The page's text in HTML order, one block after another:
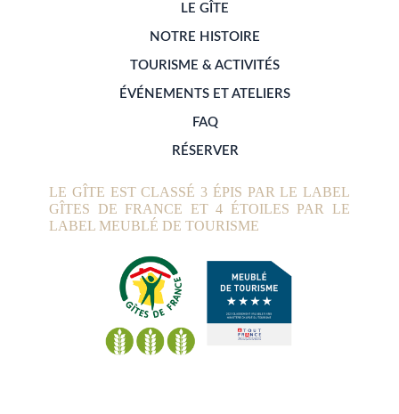
LE GÎTE
NOTRE HISTOIRE
TOURISME & ACTIVITÉS
ÉVÉNEMENTS ET ATELIERS
FAQ
RÉSERVER
LE GÎTE EST CLASSÉ 3 ÉPIS PAR LE LABEL
GÎTES DE FRANCE ET 4 ÉTOILES PAR LE
LABEL MEUBLÉ DE TOURISME